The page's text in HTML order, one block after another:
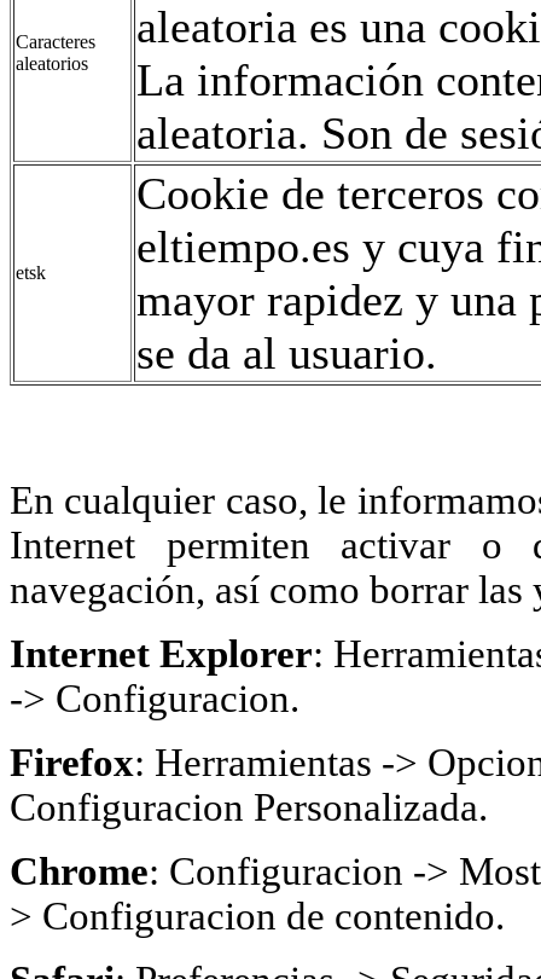
Caracteres
aleatorios
aleatoria es una
La información
aleatoria. Son de
etsk
Cookie de terceros
eltiempo.es y cuya
mayor rapidez y una
se da al usuario.
En cualquier caso, le
Internet permiten activar o
navegación, así como borrar las
Internet Explorer:
-> Configuracion.
Firefox: Herramientas ->
Configuracion Personalizada.
Chrome: Configuracion ->
> Configuracion de contenido.